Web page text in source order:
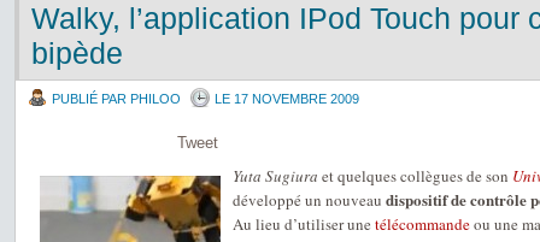
Walky, l’application IPod Touch pour
bipède
PUBLIÉ PAR PHILOO LE 17 NOVEMBRE 2009
Tweet
Yuta Sugiura et quelques collègues de son
développé un nouveau dispositif de contrôle
Au lieu d’utiliser une télécommandeou une